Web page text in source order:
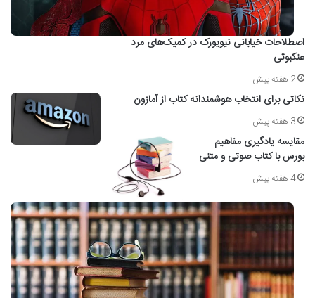
اصطلاحات خیابانی نیویورک در کمیک‌های مرد
عنکبوتی
2 هفته پیش
نکاتی برای انتخاب هوشمندانه کتاب از آمازون
3 هفته پیش
مقایسه یادگیری مفاهیم
بورس با کتاب صوتی و متنی
4 هفته پیش